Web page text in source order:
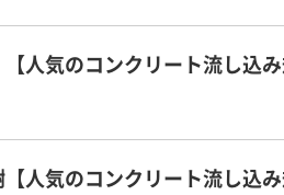
人気のコンクリート流し込
【人気のコンクリート流し